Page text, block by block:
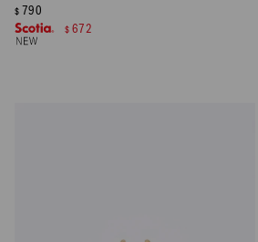
$ 790
$ 672